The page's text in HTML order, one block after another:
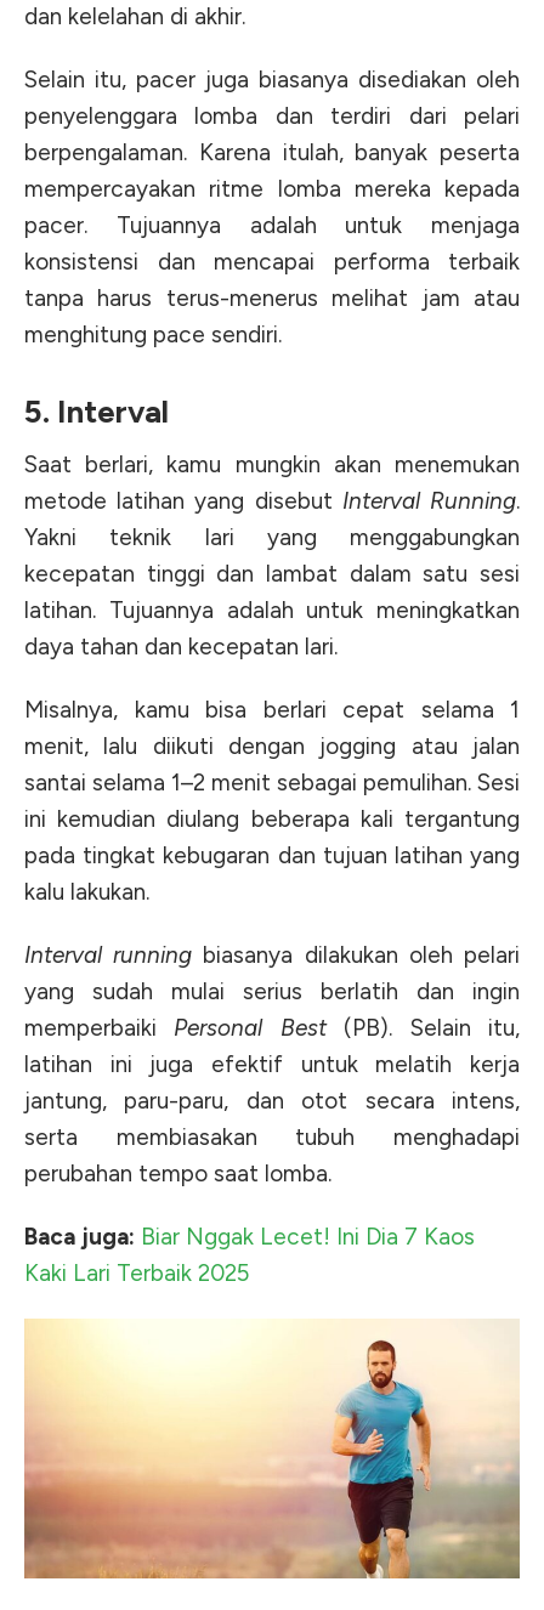
dan kelelahan di akhir.
Selain itu, pacer juga biasanya disediakan oleh
penyelenggara lomba dan terdiri dari pelari
berpengalaman. Karena itulah, banyak peserta
mempercayakan ritme lomba mereka kepada
pacer. Tujuannya adalah untuk menjaga
konsistensi dan mencapai performa terbaik
tanpa harus terus-menerus melihat jam atau
menghitung pace sendiri.
5. Interval
Saat berlari, kamu mungkin akan menemukan
metode latihan yang disebut Interval Running.
Yakni teknik lari yang menggabungkan
kecepatan tinggi dan lambat dalam satu sesi
latihan. Tujuannya adalah untuk meningkatkan
daya tahan dan kecepatan lari.
Misalnya, kamu bisa berlari cepat selama 1
menit, lalu diikuti dengan jogging atau jalan
santai selama 1–2 menit sebagai pemulihan. Sesi
ini kemudian diulang beberapa kali tergantung
pada tingkat kebugaran dan tujuan latihan yang
kalu lakukan.
Interval running biasanya dilakukan oleh pelari
yang sudah mulai serius berlatih dan ingin
memperbaiki Personal Best(PB). Selain itu,
latihan ini juga efektif untuk melatih kerja
jantung, paru-paru, dan otot secara intens,
serta membiasakan tubuh menghadapi
perubahan tempo saat lomba.
Baca juga: Biar Nggak Lecet! Ini Dia 7 Kaos
Kaki Lari Terbaik 2025